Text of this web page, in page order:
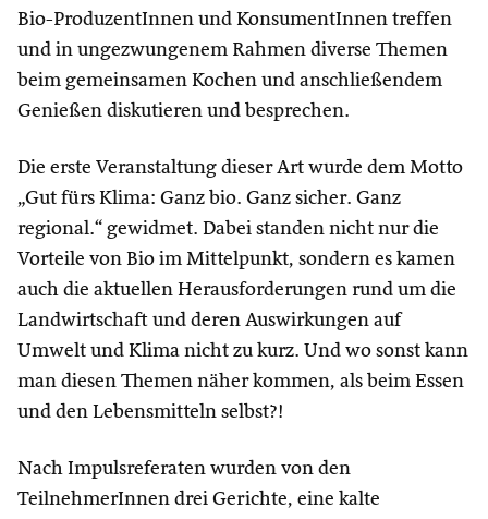
Bio-ProduzentInnen und KonsumentInnen treffen
und in ungezwungenem Rahmen diverse Themen
beim gemeinsamen Kochen und anschließendem
Genießen diskutieren und besprechen.
Die erste Veranstaltung dieser Art wurde dem Motto
„Gut fürs Klima: Ganz bio. Ganz sicher. Ganz
regional.“ gewidmet. Dabei standen nicht nur die
Vorteile von Bio im Mittelpunkt, sondern es kamen
auch die aktuellen Herausforderungen rund um die
Landwirtschaft und deren Auswirkungen auf
Umwelt und Klima nicht zu kurz. Und wo sonst kann
man diesen Themen näher kommen, als beim Essen
und den Lebensmitteln selbst?!
Nach Impulsreferaten wurden von den
TeilnehmerInnen drei Gerichte, eine kalte